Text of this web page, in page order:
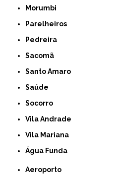
Morumbi
Parelheiros
Pedreira
Sacomã
Santo Amaro
Saúde
Socorro
Vila Andrade
Vila Mariana
Água Funda
Aeroporto